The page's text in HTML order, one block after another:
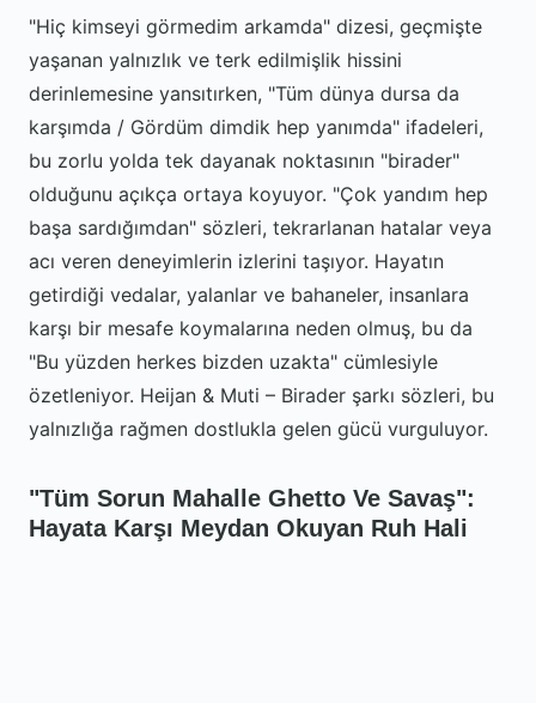
"Hiç kimseyi görmedim arkamda" dizesi, geçmişte
yaşanan yalnızlık ve terk edilmişlik hissini
derinlemesine yansıtırken, "Tüm dünya dursa da
karşımda / Gördüm dimdik hep yanımda" ifadeleri,
bu zorlu yolda tek dayanak noktasının "birader"
olduğunu açıkça ortaya koyuyor. "Çok yandım hep
başa sardığımdan" sözleri, tekrarlanan hatalar veya
acı veren deneyimlerin izlerini taşıyor. Hayatın
getirdiği vedalar, yalanlar ve bahaneler, insanlara
karşı bir mesafe koymalarına neden olmuş, bu da
"Bu yüzden herkes bizden uzakta" cümlesiyle
özetleniyor. Heijan & Muti – Birader şarkı sözleri, bu
yalnızlığa rağmen dostlukla gelen gücü vurguluyor.
"Tüm Sorun Mahalle Ghetto Ve Savaş":
Hayata Karşı Meydan Okuyan Ruh Hali